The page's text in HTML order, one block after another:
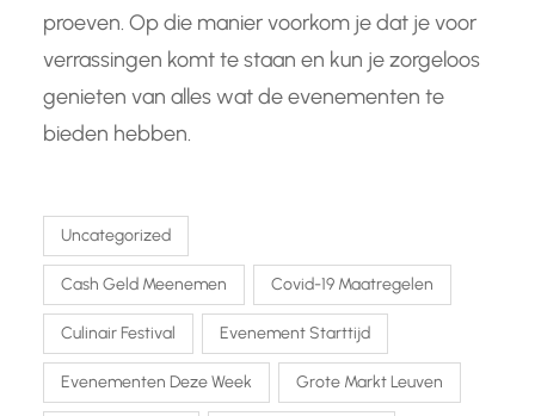
proeven. Op die manier voorkom je dat je voor
verrassingen komt te staan en kun je zorgeloos
genieten van alles wat de evenementen te
bieden hebben.
Uncategorized
Cash Geld Meenemen Covid-19 Maatregelen
Culinair Festival Evenement Starttijd
Evenementen Deze Week Grote Markt Leuven